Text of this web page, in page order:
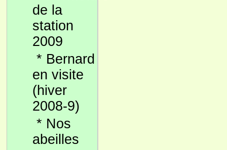
de la
station
2009
* Bernard
en visite
(hiver
2008-9)
* Nos
abeilles